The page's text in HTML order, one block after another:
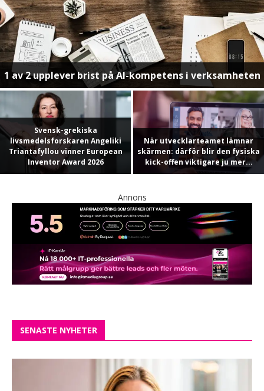
1 av 2 upplever brist på AI-kompetens i verksamheten
Svensk-grekiska
livsmedelsforskaren Angeliki
Triantafyllou vinner European
Inventor Award 2026
När utvecklarteamet lämnar
skärmen: därför blir den fysiska
kick-offen viktigare ju mer...
Annons
SENASTE NYHETER